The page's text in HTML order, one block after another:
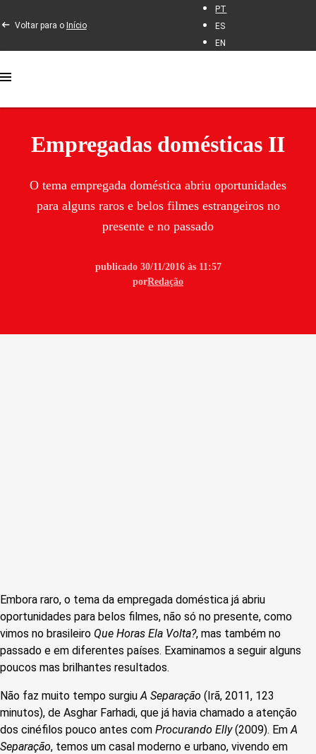
Voltar para o Início
PT
ES
EN
Empregadas domésticas II
O tema empregada doméstica abriu oportunidades
para alguns raros e belos filmes estrangeiros no
presente e no passado
publicado 30/11/2016 às 11:57
porRedação
Embora raro, o tema da empregada doméstica já abriu
oportunidades para belos filmes, não só no presente, como
vimos no brasileiro Que Horas Ela Volta?, mas também no
passado e em diferentes países. Examinamos a seguir alguns
poucos mas brilhantes resultados.
Não faz muito tempo surgiuA Separação (Irã, 2011, 123
minutos), de Asghar Farhadi, que já havia chamado a atenção
dos cinéfilos pouco antes com Procurando Elly(2009). EmA
Separação, temos um casal moderno e urbano, vivendo em